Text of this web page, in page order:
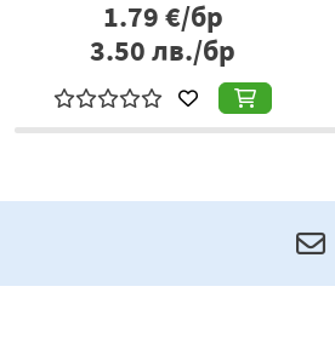
€/бр
лв./бр